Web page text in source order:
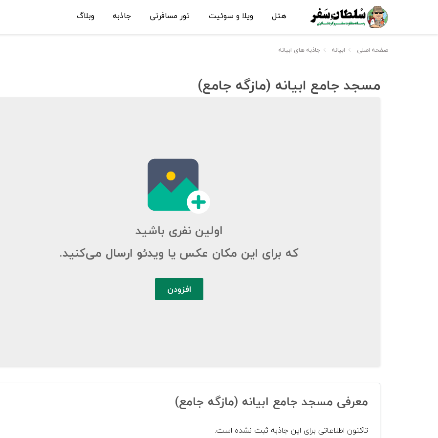
هتل ویلا و سوئیت تور مسافرتی جاذبه وبلاگ
صفحه اصلی ابیانه جاذبه های ابیانه
مسجد جامع ابیانه (مازگه جامع)
اولین نفری باشید
که برای این مکان عکس یا ویدئو ارسال می‌کنید.
افزودن
معرفی مسجد جامع ابیانه (مازگه جامع)
تاکنون اطلاعاتی برای این جاذبه ثبت نشده است.